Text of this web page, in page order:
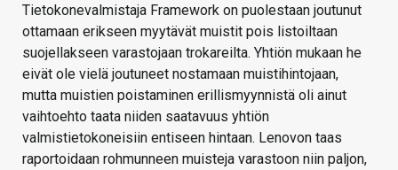
Tietokonevalmistaja Framework on puolestaan joutunut
ottamaan erikseen myytävät muistit pois listoiltaan
suojellakseen varastojaan trokareilta. Yhtiön mukaan he
eivät ole vielä joutuneet nostamaan muistihintojaan,
mutta muistien poistaminen erillismyynnistä oli ainut
vaihtoehto taata niiden saatavuus yhtiön
valmistietokoneisiin entiseen hintaan. Lenovon taas
raportoidaan rohmunneen muisteja varastoon niin paljon,